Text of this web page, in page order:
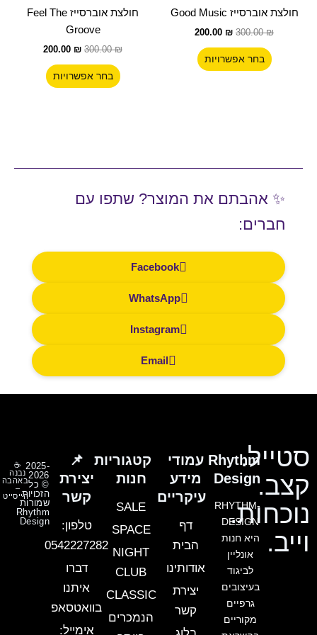
חולצת אוברסייז Good Music
300.00₪
200.00 ₪
בחר אפשרויות
מספר
סוגים.
ניתן
חולצת אוברסייז Feel The
Groove
300.00₪
200.00 ₪
בחר אפשרויות
מספר
ניתן
לבחור
✨ אהבתם את המוצר? שתפו עם
חברים:
Facebook
WhatsApp
Instagram
Email
סטייל.
קצב.
נוכחות.
וייב.
Rhythm
Design
RHYTHM-
DESIGN
היא חנות
אונליין
לביגוד
בעיצובים
גרפיים
מקוריים
עמודי
מידע
עיקריים
דף
הבית
אודותינו
יצירת
קשר
קטגוריות
חנות
SALE
SPACE
NIGHT
CLUB
CLASSIC
הנמכרים
📌
יצירת
קשר
טלפון:
0542227282
דברו
איתנו
בוואטסאפ
אימייל:
2025-
2026
© כל
הזכויות
שמורות
Rhythm
Design
☕
נבנה
באהבה
–
הייסייט